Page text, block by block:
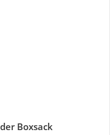
Boxsack